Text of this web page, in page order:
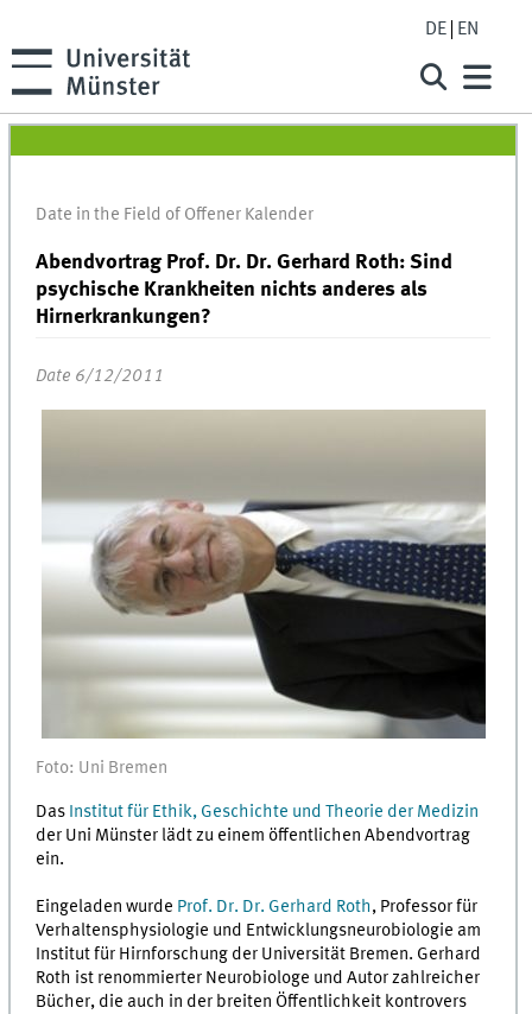
DE EN
Date in the Field of Offener Kalender
Abendvortrag Prof. Dr. Dr. Gerhard Roth: Sind
psychische Krankheiten nichts anderes als
Hirnerkrankungen?
Date 6/12/2011
Foto: Uni Bremen
Das Institut für Ethik, Geschichte und Theorie der Medizin
der Uni Münster lädt zu einem öffentlichen Abendvortrag
ein.
Eingeladen wurde Prof. Dr. Dr. Gerhard Roth, Professor für
Verhaltensphysiologie und Entwicklungsneurobiologie am
Institut für Hirnforschung der Universität Bremen. Gerhard
Roth ist renommierter Neurobiologe und Autor zahlreicher
Bücher, die auch in der breiten Öffentlichkeit kontrovers